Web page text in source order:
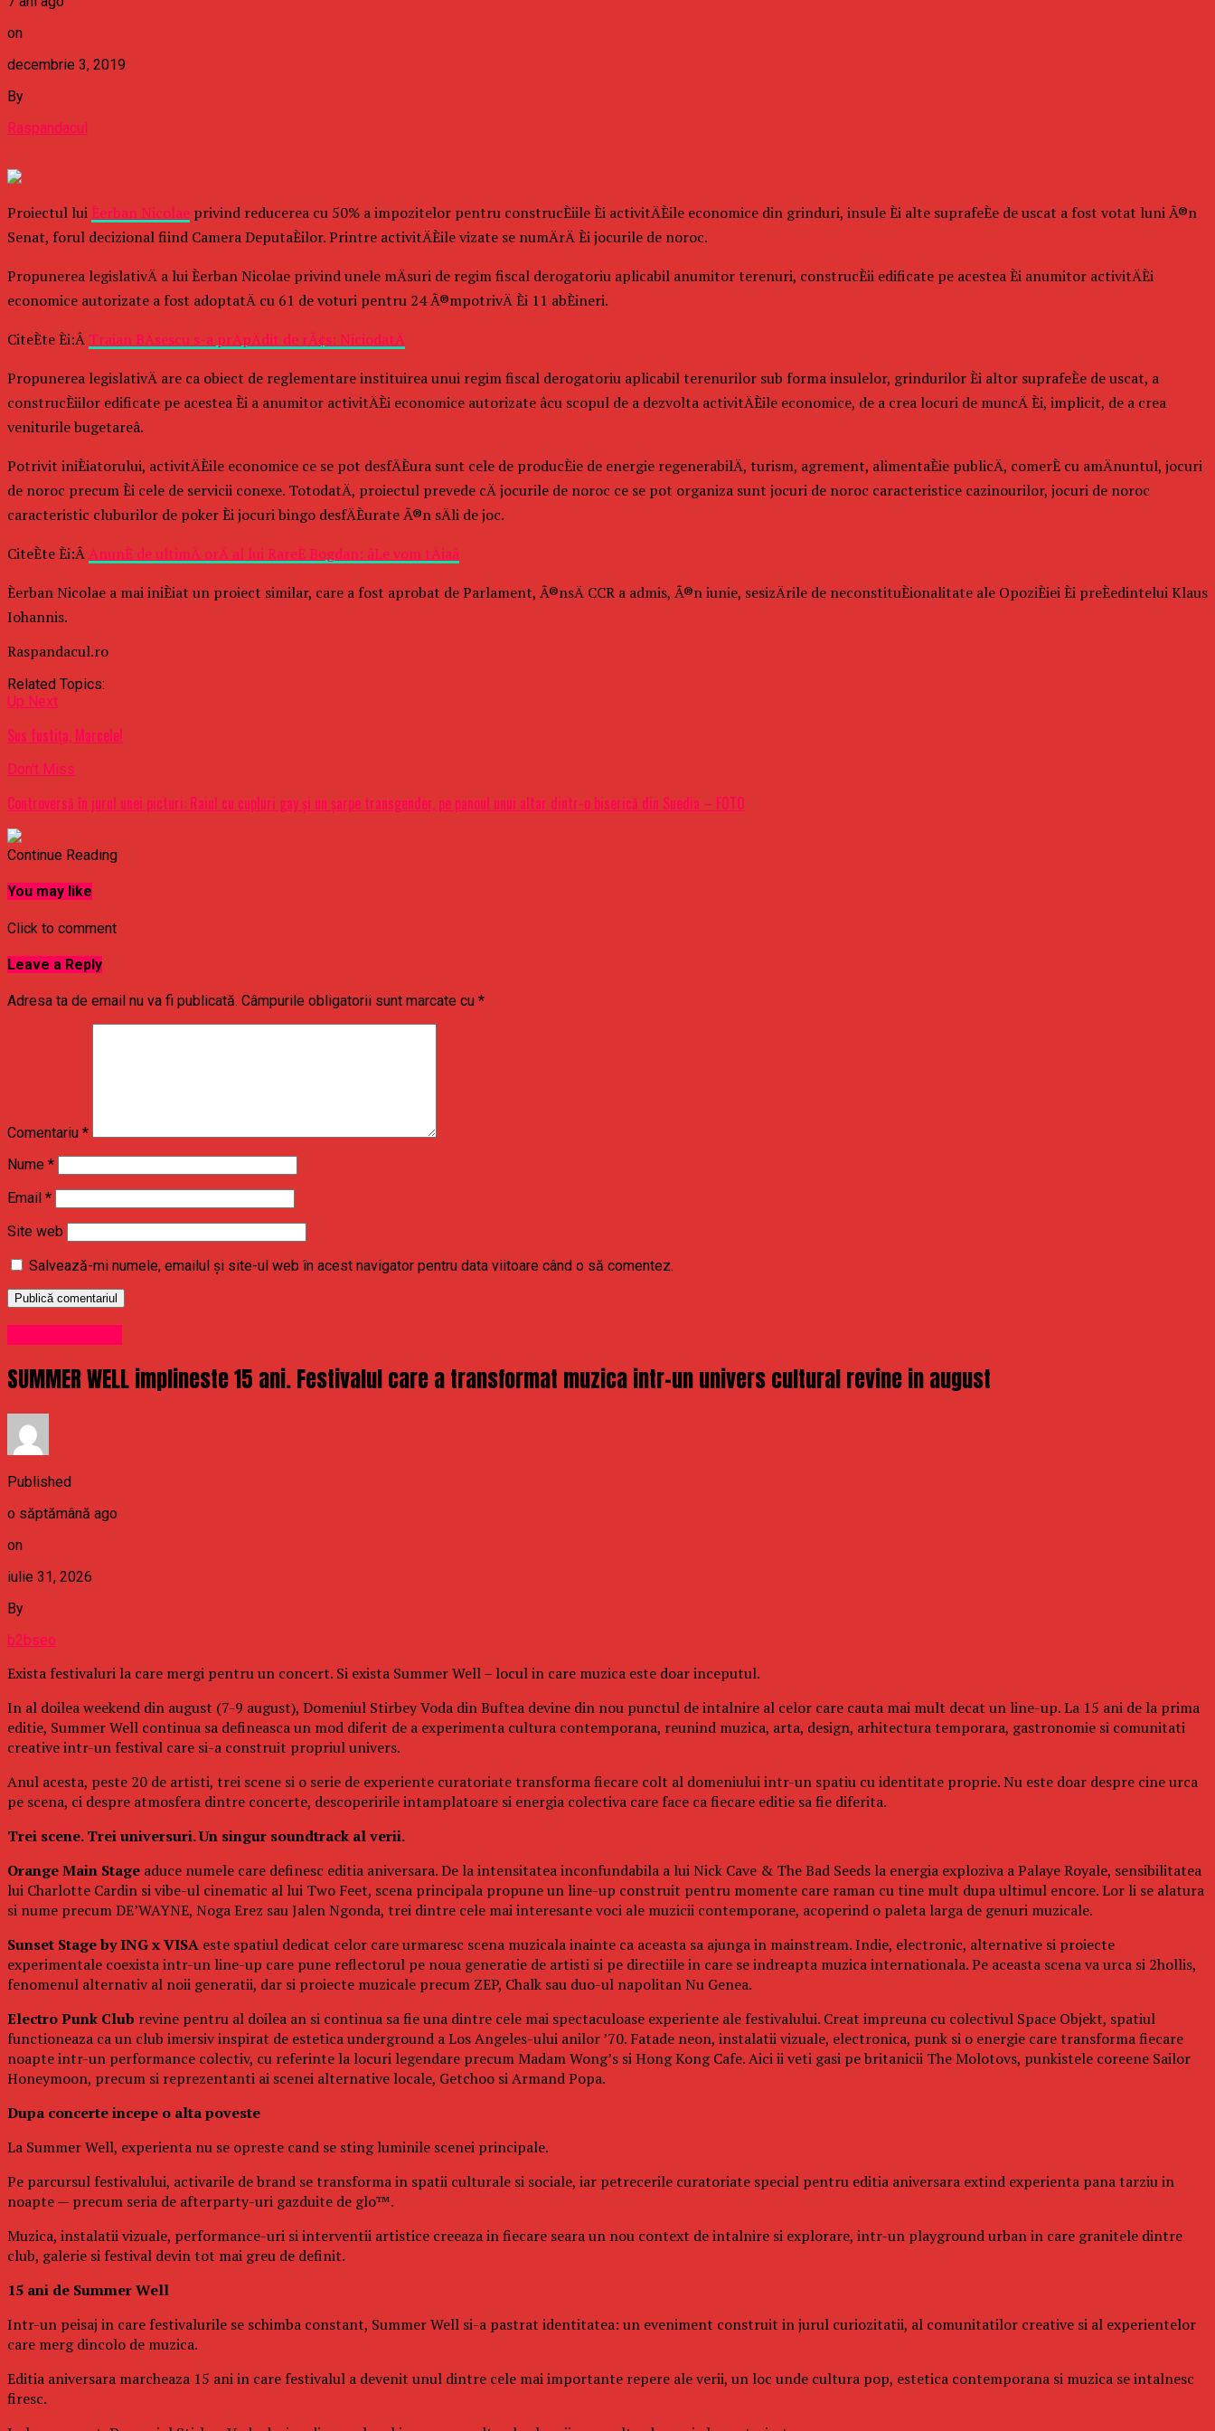
on
decembrie 3, 2019
By
Raspandacul
Proiectul lui Èerban Nicolae privind reducerea cu 50% a impozitelor pentru construcÈiile Èi activitÄÈile economice din grinduri, insule Èi alte suprafeÈe de uscat a fost votat luni Ã®n
Senat, forul decizional fiind Camera DeputaÈilor. Printre activitÄÈile vizate se numÄrÄ Èi jocurile de noroc.
Propunerea legislativÄ a lui Èerban Nicolae privind unele mÄsuri de regim fiscal derogatoriu aplicabil anumitor terenuri, construcÈii edificate pe acestea Èi anumitor activitÄÈi
economice autorizate a fost adoptatÄ cu 61 de voturi pentru 24 Ã®mpotrivÄ Èi 11 abÈineri.
CiteÈte Èi:Â Traian BÄsescu s-a prÄpÄdit de rÃ¢s: NiciodatÄ
Propunerea legislativÄ are ca obiect de reglementare instituirea unui regim fiscal derogatoriu aplicabil terenurilor sub forma insulelor, grindurilor Èi altor suprafeÈe de uscat, a
construcÈiilor edificate pe acestea Èi a anumitor activitÄÈi economice autorizate âcu scopul de a dezvolta activitÄÈile economice, de a crea locuri de muncÄ Èi, implicit, de a crea
veniturile bugetareâ.
Potrivit iniÈiatorului, activitÄÈile economice ce se pot desfÄÈura sunt cele de producÈie de energie regenerabilÄ, turism, agrement, alimentaÈie publicÄ, comerÈ cu amÄnuntul, jocuri
de noroc precum Èi cele de servicii conexe. TotodatÄ, proiectul prevede cÄ jocurile de noroc ce se pot organiza sunt jocuri de noroc caracteristice cazinourilor, jocuri de noroc
caracteristic cluburilor de poker Èi jocuri bingo desfÄÈurate Ã®n sÄli de joc.
CiteÈte Èi:ÂAnunÈ de ultimÄ orÄ al lui RareÈ Bogdan: âLe vom tÄiaâ
Èerban Nicolae a mai iniÈiat un proiect similar, care a fost aprobat de Parlament, Ã®nsÄ CCR a admis, Ã®n iunie, sesizÄrile de neconstituÈionalitate ale OpoziÈiei Èi preÈedintelui Klaus
Iohannis.
Raspandacul.ro
Related Topics:
Up Next
Sus fustița, Marcele!
Don't Miss
Controversă în jurul unei picturi: Raiul cu cupluri gay şi un şarpe transgender, pe panoul unui altar dintr-o biserică din Suedia – FOTO
Continue Reading
You may like
Click to comment
Leave a Reply
Adresa ta de email nu va fi publicată. Câmpurile obligatorii sunt marcate cu *
Comentariu *
Nume *
Email *
Site web
Salvează-mi numele, emailul și site-ul web în acest navigator pentru data viitoare când o să comentez.
SUMMER WELL implineste 15 ani. Festivalul care a transformat muzica intr-un univers cultural revine in august
Published
o săptămână ago
on
iulie 31, 2026
By
b2bseo
Exista festivaluri la care mergi pentru un concert. Si exista Summer Well – locul in care muzica este doar inceputul.
In al doilea weekend din august (7-9 august), Domeniul Stirbey Voda din Buftea devine din nou punctul de intalnire al celor care cauta mai mult decat un line-up. La 15 ani de la prima
editie, Summer Well continua sa defineasca un mod diferit de a experimenta cultura contemporana, reunind muzica, arta, design, arhitectura temporara, gastronomie si comunitati
creative intr-un festival care si-a construit propriul univers.
Anul acesta, peste 20 de artisti, trei scene si o serie de experiente curatoriate transforma fiecare colt al domeniului intr-un spatiu cu identitate proprie. Nu este doar despre cine urca
pe scena, ci despre atmosfera dintre concerte, descoperirile intamplatoare si energia colectiva care face ca fiecare editie sa fie diferita.
Trei scene. Trei universuri. Un singur soundtrack al verii.
Orange Main Stage aduce numele care definesc editia aniversara. De la intensitatea inconfundabila a lui Nick Cave & The Bad Seeds la energia exploziva a Palaye Royale, sensibilitatea
lui Charlotte Cardin si vibe-ul cinematic al lui Two Feet, scena principala propune un line-up construit pentru momente care raman cu tine mult dupa ultimul encore. Lor li se alatura
si nume precum DE’WAYNE, Noga Erez sau Jalen Ngonda, trei dintre cele mai interesante voci ale muzicii contemporane, acoperind o paleta larga de genuri muzicale.
Sunset Stage by ING x VISA este spatiul dedicat celor care urmaresc scena muzicala inainte ca aceasta sa ajunga in mainstream. Indie, electronic, alternative si proiecte
experimentale coexista intr-un line-up care pune reflectorul pe noua generatie de artisti si pe directiile in care se indreapta muzica internationala. Pe aceasta scena va urca si 2hollis,
fenomenul alternativ al noii generatii, dar si proiecte muzicale precum ZEP, Chalk sau duo-ul napolitan Nu Genea.
Electro Punk Club revine pentru al doilea an si continua sa fie una dintre cele mai spectaculoase experiente ale festivalului. Creat impreuna cu colectivul Space Objekt, spatiul
functioneaza ca un club imersiv inspirat de estetica underground a Los Angeles-ului anilor ’70. Fatade neon, instalatii vizuale, electronica, punk si o energie care transforma fiecare
noapte intr-un performance colectiv, cu referinte la locuri legendare precum Madam Wong’s si Hong Kong Cafe. Aici ii veti gasi pe britanicii The Molotovs, punkistele coreene Sailor
Honeymoon, precum si reprezentanti ai scenei alternative locale, Getchoo si Armand Popa.
Dupa concerte incepe o alta poveste
La Summer Well, experienta nu se opreste cand se sting luminile scenei principale.
Pe parcursul festivalului, activarile de brand se transforma in spatii culturale si sociale, iar petrecerile curatoriate special pentru editia aniversara extind experienta pana tarziu in
noapte — precum seria de afterparty-uri gazduite de glo™.
Muzica, instalatii vizuale, performance-uri si interventii artistice creeaza in fiecare seara un nou context de intalnire si explorare, intr-un playground urban in care granitele dintre
club, galerie si festival devin tot mai greu de definit.
15 ani de Summer Well
Intr-un peisaj in care festivalurile se schimba constant, Summer Well si-a pastrat identitatea: un eveniment construit in jurul curiozitatii, al comunitatilor creative si al experientelor
care merg dincolo de muzica.
Editia aniversara marcheaza 15 ani in care festivalul a devenit unul dintre cele mai importante repere ale verii, un loc unde cultura pop, estetica contemporana si muzica se intalnesc
firesc.